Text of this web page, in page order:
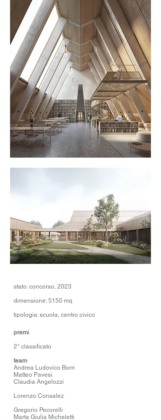
stato: concorso, 2023
dimensione: 5150 mq
tipologia: scuola, centro civico
premi
2° classificato
team
Andrea Ludovico Borri
Matteo Pavesi
Claudia Angelozzi
Lorenzo Consalez
Gregorio Pecorelli
Marta Giulia Micheletti